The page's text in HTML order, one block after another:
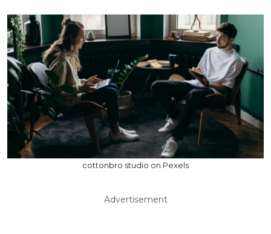
cottonbro studio on Pexels
Advertisement